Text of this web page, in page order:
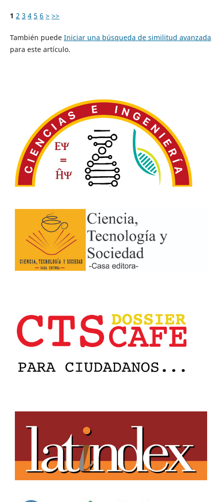
1 2 3 4 5 6 > >>
También puede Iniciar una búsqueda de similitud avanzada
para este artículo.